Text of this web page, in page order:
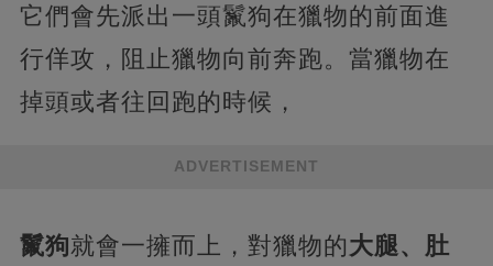
它們會先派出一頭鬣狗在獵物的前面進
行佯攻，阻止獵物向前奔跑。當獵物在
掉頭或者往回跑的時候，
ADVERTISEMENT
鬣狗就會一擁而上，對獵物的大腿、肚